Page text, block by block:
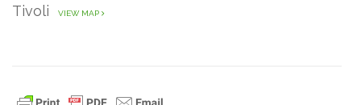
Tivoli VIEW MAP